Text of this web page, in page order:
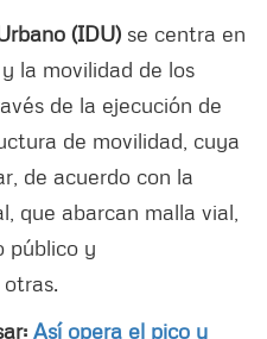
(IDU) se centra en
la movilidad de los
de la ejecución de
de movilidad, cuya
de acuerdo con la
que abarcan malla vial,
público y
Así opera el pico y